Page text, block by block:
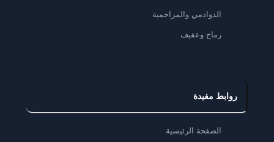
الدوادمي والمزاحمية
رماح وعفيف
روابط مفيدة
الصفحة الرئيسية